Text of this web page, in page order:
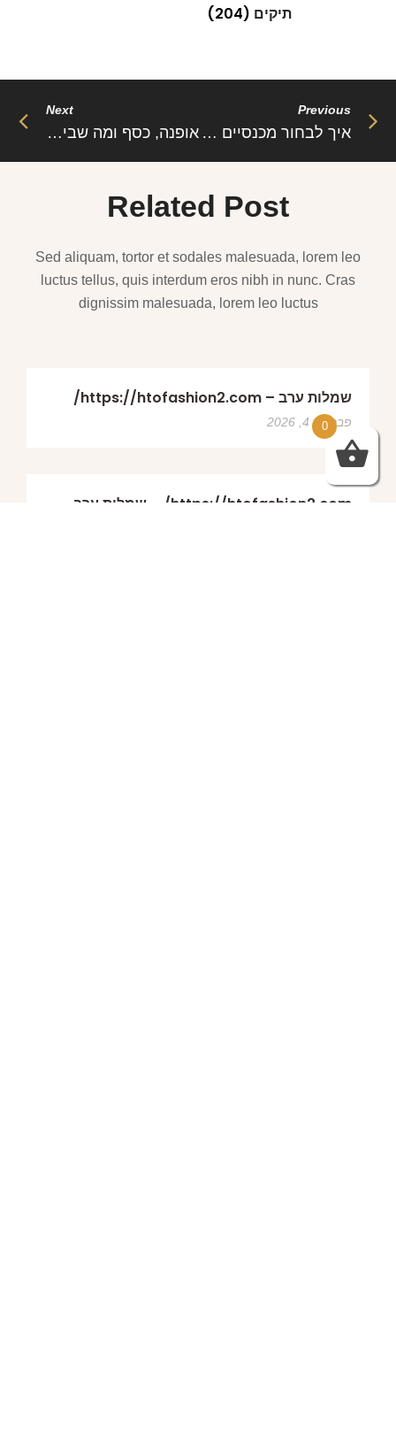
תיקים (204)
Previous
איך לבחור מכנסיים בהתאם למבנה הגוף שלך
Next
אופנה, כסף ומה שביניהם
Related Post
Sed aliquam, tortor et sodales malesuada, lorem leo
luctus tellus, quis interdum eros nibh in nunc. Cras
dignissim malesuada, lorem leo luctus
שמלות ערב – https://htofashion2.com/
פברואר 4, 2026
https://htofashion2.com/ – שמלות ערב
0